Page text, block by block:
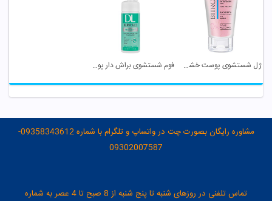
ژل شستشوی پوست خشک و حساس بیتروی فوم شستشوی براش دار پوست چرب سبولیفت درمالیفت
مشاوره رایگان بصورت چت در واتساپ و تلگرام با شماره 09358343612-
09302007587
تماس تلفنی در روزهای شنبه تا پنج شنبه از 8 صبح تا 4 عصر به شماره